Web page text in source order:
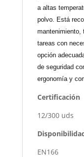
a altas
polvo. Está
mantenimiento,
tareas con
opción
de seguridad
ergonomía y
Certificación
12/300 uds
EN166